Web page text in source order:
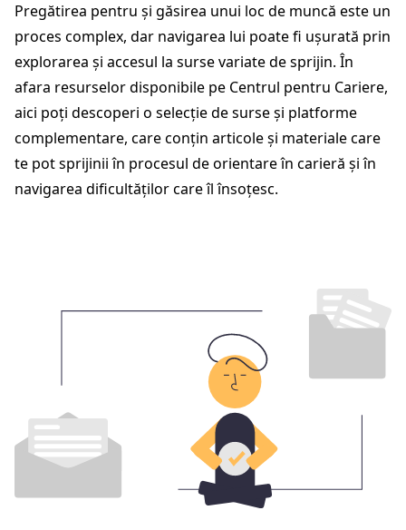
Pregătirea pentru și găsirea unui loc de muncă este un
proces complex, dar navigarea lui poate fi ușurată prin
explorarea și accesul la surse variate de sprijin. În
afara resurselor disponibile pe Centrul pentru Cariere,
aici poți descoperi o selecție de surse și platforme
complementare, care conțin articole și materiale care
te pot sprijinii în procesul de orientare în carieră și în
navigarea dificultăților care îl însoțesc.